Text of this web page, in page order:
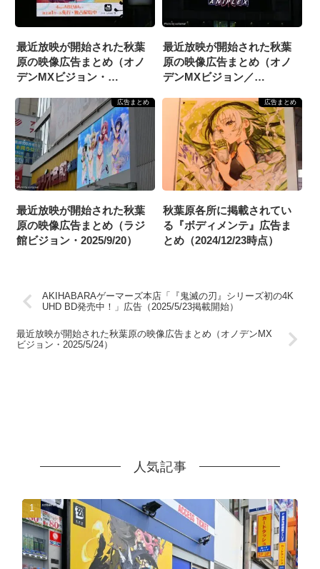
最近放映が開始された秋葉
原の映像広告まとめ（オノ
デンMXビジョン・
最近放映が開始された秋葉
原の映像広告まとめ（オノ
デンMXビジョン／
広告まとめ
最近放映が開始された秋葉
原の映像広告まとめ（ラジ
館ビジョン・2025/9/20）
広告まとめ
秋葉原各所に掲載されてい
る『ボディメンテ』広告ま
とめ（2024/12/23時点）
AKIHABARAゲーマーズ本店「『鬼滅の刃』シリーズ初の4K
UHD BD発売中！」広告（2025/5/23掲載開始）
最近放映が開始された秋葉原の映像広告まとめ（オノデンMX
ビジョン・2025/5/24）
人気記事